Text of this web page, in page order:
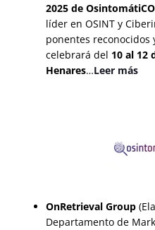
2025 de
líder en OSINT y
ponentes reconocidos
celebrará del 10 al 12
Henares…Leer más
OnRetrieval Group
Departamento de